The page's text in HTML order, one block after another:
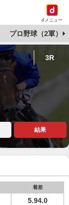
dメニュー
プロ野球（2軍）
3R
結果
着差
5.94.0